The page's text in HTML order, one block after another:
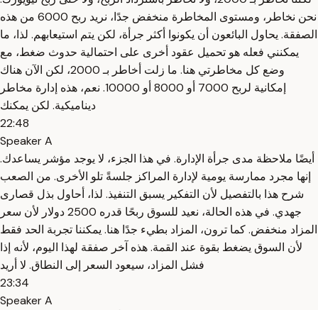
نحن نخاطر، ومستوى المخاطرة منخفض جدًا، نريد ربح 6000 من هذه
الصفقة. يحاول البائعون أن يكونوا أكثر جرأة، لكن يتم استيعابهم. لذا، ما
يمكنني فعله هو تحميل عقود أخرى على احتمالية حدوث ضغط، مع
وضع كل مخاطرتي هنا. ما زلت أخاطر بـ 2000، لكن الآن هناك
إمكانية لربح 7000 أو 8000 أو 10000. نعم، هذه إدارة مخاطر
ديناميكية. لكن يمكنك
22:48
Speaker A
أيضًا ملاحظة مدى جرأة الإدارة. في هذا الجزء، لا يوجد مؤشر يساعدك.
إنها مجرد ممارسة يومية لإدارة المراكز جلسةً تلو الأخرى. من الصعب
شرح هذا بالتفصيل لأن التفكير يسبق التنفيذ. لذا، أحاول بذل قصارى
جهدي. في هذه الحالة، نعيد للسوق ربحًا قدره 2500 دولار لأن سعر
المزاد منخفض. كما ترون، المزاد بطيء جدًا هنا. يمكننا تجربة الحد فقط
لأن السوق يضغط بقوة عند القمة. هذه آخر صفقة لهذا اليوم، لأنه إذا
فشل المزاد، سيعود السعر إلى النطاق. لا أريد
23:34
Speaker A